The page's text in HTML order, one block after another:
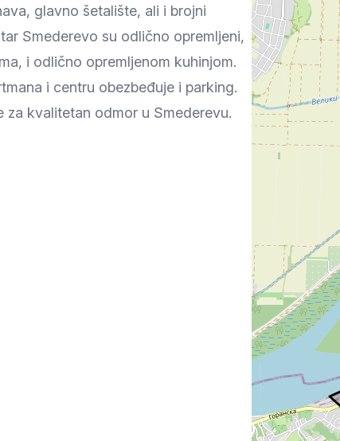
Golija Bačka Topola Palić
glavno šetalište, ali i brojni
Smederevo su odlično opremljeni,
i odlično opremljenom kuhinjom.
i centru obezbeđuje i parking.
kvalitetan odmor u Smederevu.